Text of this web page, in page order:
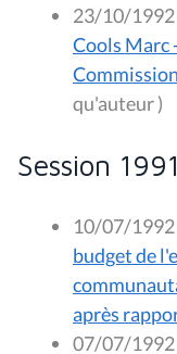
23/10/1992
Cools Marc
qu'auteur )
Session
10/07/1992
budget de
après
07/07/1992